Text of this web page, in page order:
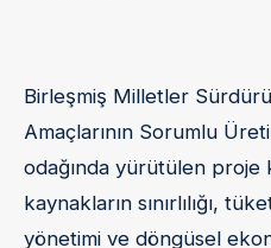
Birleşmiş Milletler
Amaçlarının Sorumlu
odağında yürütülen proje
kaynakların sınırlılığı,
yönetimi ve döngüsel